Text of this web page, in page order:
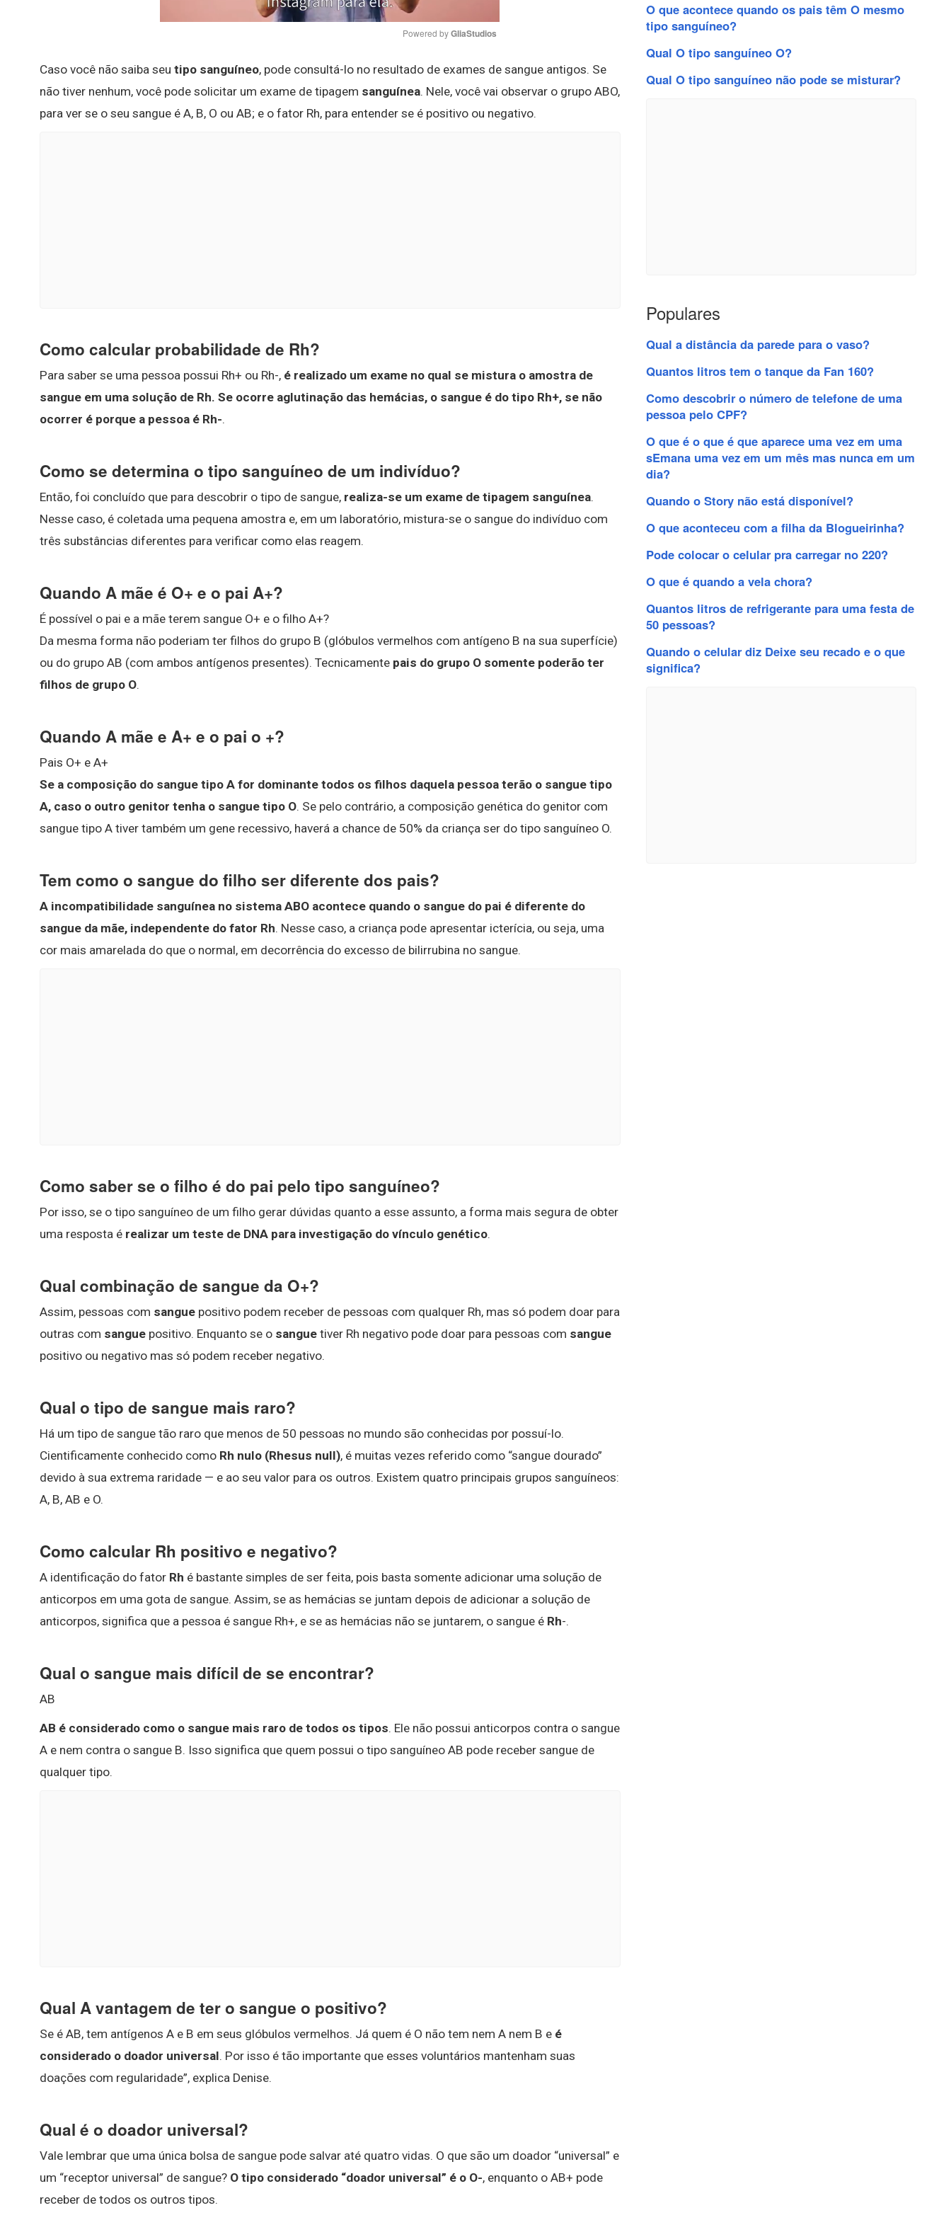
Mute
Powered by GliaStudios
Caso você não saiba seu tipo sanguíneo, pode consultá-lo no resultado de exames de sangue antigos. Se
não tiver nenhum, você pode solicitar um exame de tipagem sanguínea. Nele, você vai observar o grupo ABO,
para ver se o seu sangue é A, B, O ou AB; e o fator Rh, para entender se é positivo ou negativo.
Como calcular probabilidade de Rh?
Para saber se uma pessoa possui Rh+ ou Rh-, é realizado um exame no qual se mistura o amostra de
sangue em uma solução de Rh. Se ocorre aglutinação das hemácias, o sangue é do tipo Rh+, se não
ocorrer é porque a pessoa é Rh-.
Como se determina o tipo sanguíneo de um indivíduo?
Então, foi concluído que para descobrir o tipo de sangue, realiza-se um exame de tipagem sanguínea.
Nesse caso, é coletada uma pequena amostra e, em um laboratório, mistura-se o sangue do indivíduo com
três substâncias diferentes para verificar como elas reagem.
Quando A mãe é O+ e o pai A+?
É possível o pai e a mãe terem sangue O+ e o filho A+?
Da mesma forma não poderiam ter filhos do grupo B (glóbulos vermelhos com antígeno B na sua superfície)
ou do grupo AB (com ambos antígenos presentes). Tecnicamente pais do grupo O somente poderão ter
filhos de grupo O.
Quando A mãe e A+ e o pai o +?
Pais O+ e A+
Se a composição do sangue tipo A for dominante todos os filhos daquela pessoa terão o sangue tipo
A, caso o outro genitor tenha o sangue tipo O. Se pelo contrário, a composição genética do genitor com
sangue tipo A tiver também um gene recessivo, haverá a chance de 50% da criança ser do tipo sanguíneo O.
Tem como o sangue do filho ser diferente dos pais?
A incompatibilidade sanguínea no sistema ABO acontece quando o sangue do pai é diferente do
sangue da mãe, independente do fator Rh. Nesse caso, a criança pode apresentar icterícia, ou seja, uma
cor mais amarelada do que o normal, em decorrência do excesso de bilirrubina no sangue.
Como saber se o filho é do pai pelo tipo sanguíneo?
Por isso, se o tipo sanguíneo de um filho gerar dúvidas quanto a esse assunto, a forma mais segura de obter
uma resposta é realizar um teste de DNA para investigação do vínculo genético.
Qual combinação de sangue da O+?
Assim, pessoas com sangue positivo podem receber de pessoas com qualquer Rh, mas só podem doar para
outras com sangue positivo. Enquanto se o sangue tiver Rh negativo pode doar para pessoas com sangue
positivo ou negativo mas só podem receber negativo.
Qual o tipo de sangue mais raro?
Há um tipo de sangue tão raro que menos de 50 pessoas no mundo são conhecidas por possuí-lo.
Cientificamente conhecido como Rh nulo (Rhesus null), é muitas vezes referido como “sangue dourado”
devido à sua extrema raridade — e ao seu valor para os outros. Existem quatro principais grupos sanguíneos:
A, B, AB e O.
Como calcular Rh positivo e negativo?
A identificação do fator Rh é bastante simples de ser feita, pois basta somente adicionar uma solução de
anticorpos em uma gota de sangue. Assim, se as hemácias se juntam depois de adicionar a solução de
anticorpos, significa que a pessoa é sangue Rh+, e se as hemácias não se juntarem, o sangue é Rh-.
Qual o sangue mais difícil de se encontrar?
AB
AB é considerado como o sangue mais raro de todos os tipos. Ele não possui anticorpos contra o sangue
A e nem contra o sangue B. Isso significa que quem possui o tipo sanguíneo AB pode receber sangue de
qualquer tipo.
Qual A vantagem de ter o sangue o positivo?
Se é AB, tem antígenos A e B em seus glóbulos vermelhos. Já quem é O não tem nem A nem B e é
considerado o doador universal. Por isso é tão importante que esses voluntários mantenham suas
doações com regularidade”, explica Denise.
Qual é o doador universal?
Vale lembrar que uma única bolsa de sangue pode salvar até quatro vidas. O que são um doador “universal” e
um “receptor universal” de sangue? O tipo considerado “doador universal” é o O-, enquanto o AB+ pode
receber de todos os outros tipos.
O que acontece quando os pais têm O mesmo
tipo sanguíneo?
Qual O tipo sanguíneo O?
Qual O tipo sanguíneo não pode se misturar?
Populares
Qual a distância da parede para o vaso?
Quantos litros tem o tanque da Fan 160?
Como descobrir o número de telefone de uma
pessoa pelo CPF?
O que é o que é que aparece uma vez em uma
sEmana uma vez em um mês mas nunca em um
dia?
Quando o Story não está disponível?
O que aconteceu com a filha da Blogueirinha?
Pode colocar o celular pra carregar no 220?
O que é quando a vela chora?
Quantos litros de refrigerante para uma festa de
50 pessoas?
Quando o celular diz Deixe seu recado e o que
significa?